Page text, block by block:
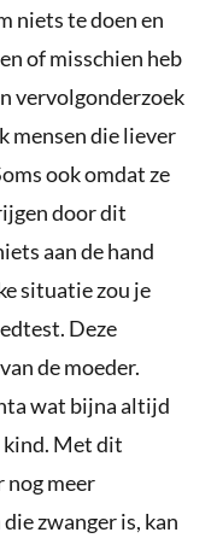
niets te doen en
of misschien heb
vervolgonderzoek
mensen die liever
ook omdat ze
door dit
aan de hand
situatie zou je
Deze
de moeder.
wat bijna altijd
kind. Met dit
nog meer
zwanger is, kan